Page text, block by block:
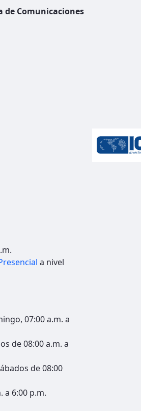
de Comunicaciones
a nivel
07:00 a.m. a
de 08:00 a.m. a
de 08:00
a 6:00 p.m.